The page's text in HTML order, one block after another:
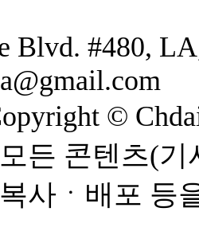
Blvd. #480,
©
든 콘텐츠(
사ㆍ배포 등